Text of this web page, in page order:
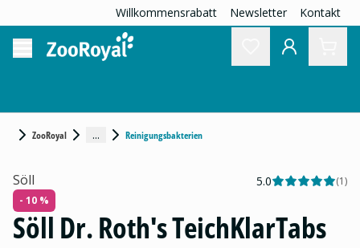
Willkommensrabatt Newsletter Kontakt
ZooRoyal ... Reinigungsbakterien
Söll 5.0 (1)
- 10 %
Söll Dr. Roth's TeichKlarTabs